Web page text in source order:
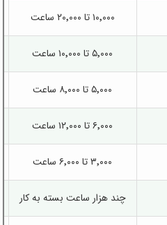
۱۰٬۰۰۰ تا ۲۰٬۰۰۰ ساعت
۵٬۰۰۰ تا ۱۰٬۰۰۰ ساعت
۵٬۰۰۰ تا ۸٬۰۰۰ ساعت
۶٬۰۰۰ تا ۱۲٬۰۰۰ ساعت
۳٬۰۰۰ تا ۶٬۰۰۰ ساعت
چند هزار ساعت بسته به کار